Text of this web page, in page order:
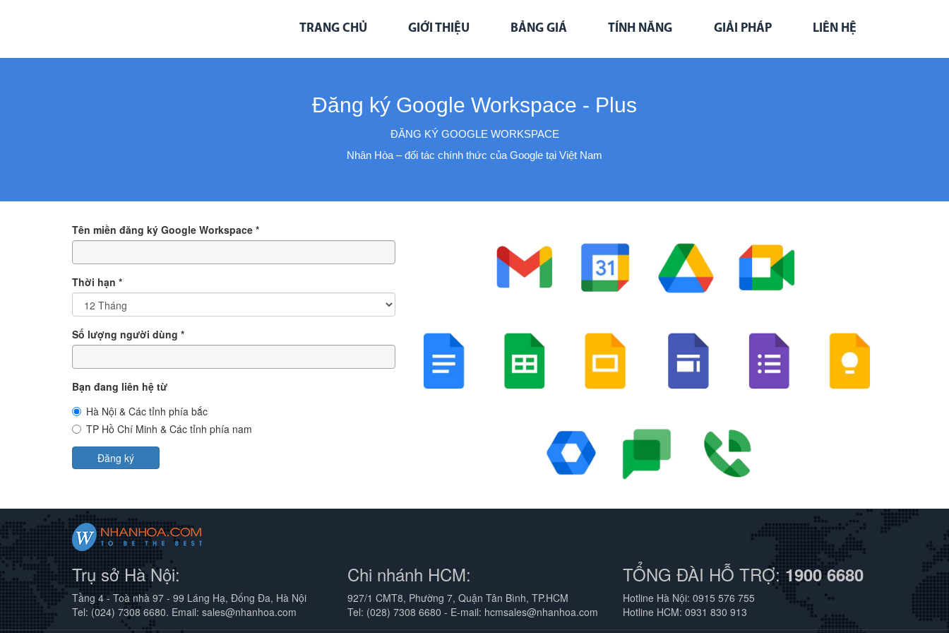
TRANG CHỦ GIỚI THIỆU BẢNG GIÁ TÍNH NĂNG GIẢI PHÁP LIÊN HỆ
Đăng ký Google Workspace - Plus
ĐĂNG KÝ GOOGLE WORKSPACE
Nhân Hòa – đối tác chính thức của Google tại Việt Nam
Tên miền đăng ký Google Workspace *
Thời hạn *
Số lượng người dùng *
Bạn đang liên hệ từ
Hà Nội & Các tỉnh phía bắc
TP Hồ Chí Minh & Các tỉnh phía nam
Đăng ký
Trụ sở Hà Nội:
Tầng 4 - Toà nhà 97 - 99 Láng Hạ, Đống Đa, Hà Nội
Tel: (024) 7308 6680. Email: sales@nhanhoa.com
Chi nhánh HCM:
927/1 CMT8, Phường 7, Quận Tân Bình, TP.HCM
Tel: (028) 7308 6680 - E-mail: hcmsales@nhanhoa.com
TỔNG ĐÀI HỖ TRỢ: 1900 6680
Hotline Hà Nội: 0915 576 755
Hotline HCM: 0931 830 913